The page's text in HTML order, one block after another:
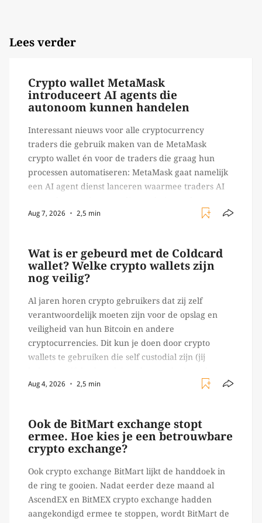
Lees verder
Crypto wallet MetaMask
introduceert AI agents die
autonoom kunnen handelen
Interessant nieuws voor alle cryptocurrency
traders die gebruik maken van de MetaMask
crypto wallet én voor de traders die graag hun
processen automatiseren: MetaMask gaat namelijk
een AI agent dienst lanceren waarmee traders AI
verrichten, zoals het daadwerkelijk uitvoeren van
Aug 7, 2026 2,5 min
Wat is er gebeurd met de Coldcard
wallet? Welke crypto wallets zijn
nog veilig?
Al jaren horen crypto gebruikers dat zij zelf
verantwoordelijk moeten zijn voor de opslag en
veiligheid van hun Bitcoin en andere
cryptocurrencies. Dit kun je doen door crypto
wallets te gebruiken die self custodial zijn (jij
Ledger of Trezor bijvoorbeeld. Echter, op 29 juli
Aug 4, 2026 2,5 min
Ook de BitMart exchange stopt
ermee. Hoe kies je een betrouwbare
crypto exchange?
Ook crypto exchange BitMart lijkt de handdoek in
de ring te gooien. Nadat eerder deze maand al
AscendEX en BitMEX crypto exchange hadden
aangekondigd ermee te stoppen, wordt BitMart de